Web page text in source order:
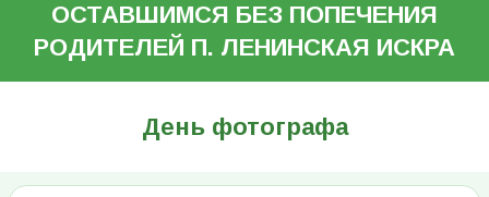
ОСТАВШИМСЯ БЕЗ ПОПЕЧЕНИЯ
РОДИТЕЛЕЙ П. ЛЕНИНСКАЯ ИСКРА
День фотографа